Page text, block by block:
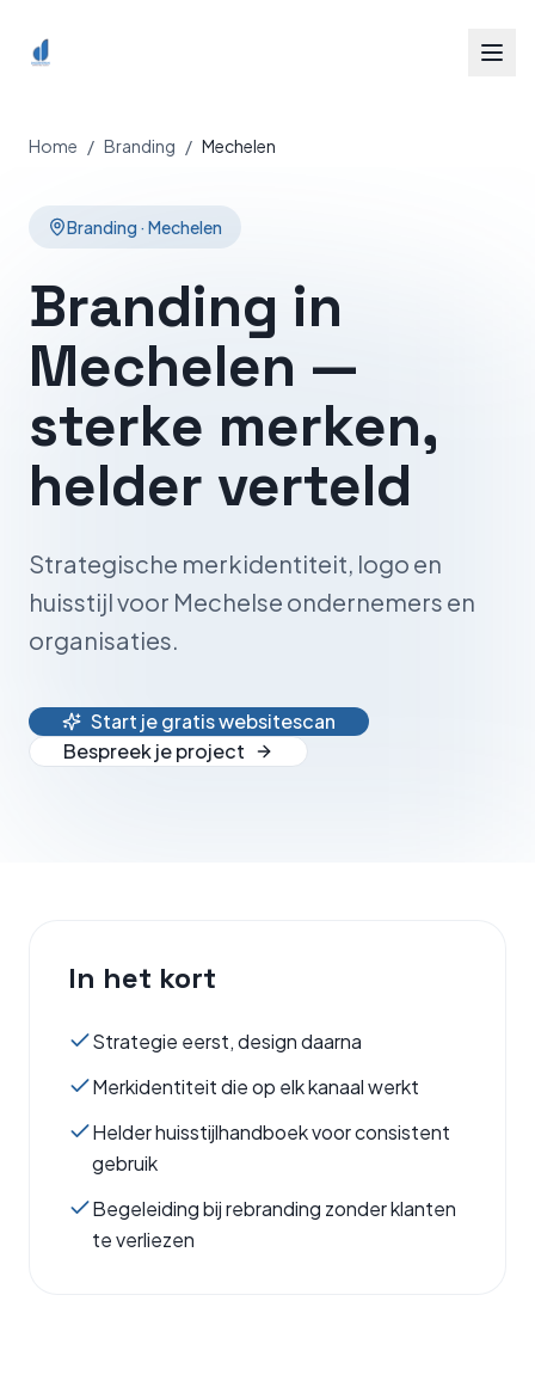
Home / Branding / Mechelen
Branding · Mechelen
Branding in
Mechelen —
sterke merken,
helder verteld
Strategische merkidentiteit, logo en
huisstijl voor Mechelse ondernemers en
organisaties.
Start je gratis websitescan
Bespreek je project
In het kort
Strategie eerst, design daarna
Merkidentiteit die op elk kanaal werkt
Helder huisstijlhandboek voor consistent
gebruik
Begeleiding bij rebranding zonder klanten
te verliezen